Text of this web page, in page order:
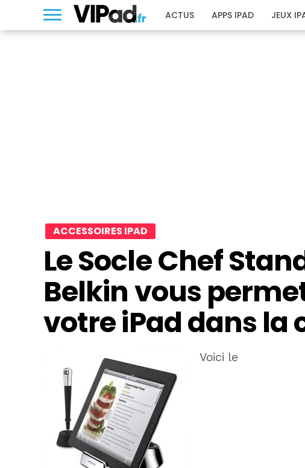
ACTUS APPS IPAD JEUX
ACCESSOIRES IPAD
Le Socle Chef
Belkin vous
votre iPad dans la
Voici le